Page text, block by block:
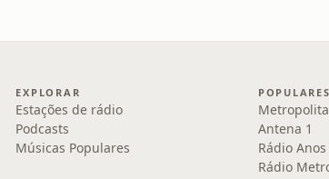
EXPLORAR
Estações de rádio
Podcasts
Músicas Populares
POPULARES
Antena 1
Rádio
Rádio